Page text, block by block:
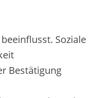
Soziale
Bestätigung